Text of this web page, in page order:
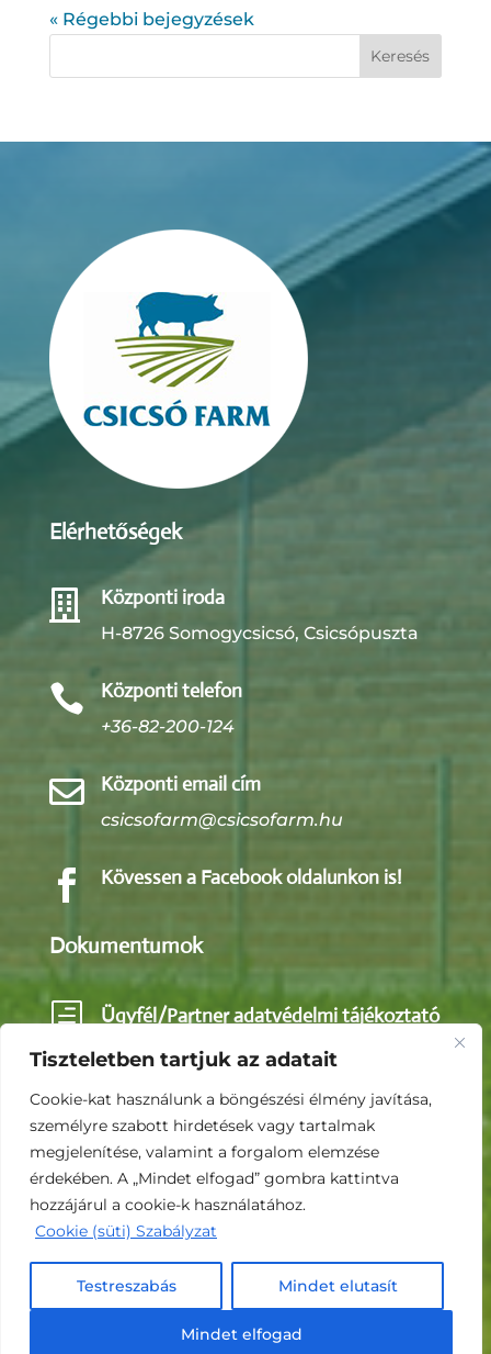
Tiszteletben tartjuk az adatait
Cookie-kat használunk a böngészési élmény javítása,
személyre szabott hirdetések vagy tartalmak
megjelenítése, valamint a forgalom elemzése
érdekében. A „Mindet elfogad” gombra kattintva
hozzájárul a cookie-k használatához.
Cookie (süti) Szabályzat
Testreszabás Mindet elutasít
Mindet elfogad
« Régebbi bejegyzések
Keresés
Elérhetőségek
 Központi iroda
H-8726 Somogycsicsó, Csicsópuszta
 Központi telefon
+36-82-200-124
 Központi email cím
csicsofarm@csicsofarm.hu
 Kövessen a Facebook oldalunkon is!
Dokumentumok
h Ügyfél/Partner adatvédelmi tájékoztató
h Közérdekű adatok
h Impresszum
© 2026 Csicsó Pig KFt. - Minden jog fenntartva.